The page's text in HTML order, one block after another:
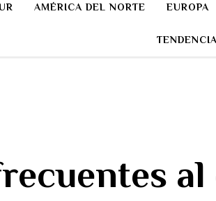
AMÉRICA DEL NORTE EUROPA
TENDENCIA